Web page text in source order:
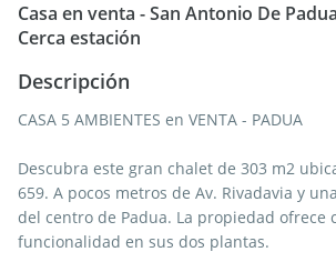
Casa en venta - San Antonio De
Cerca estación
Descripción
CASA 5 AMBIENTES en VENTA - PADUA
Descubra este gran chalet de 303 m2
659. A pocos metros de Av. Rivadavia y
del centro de Padua. La propiedad ofrece
funcionalidad en sus dos plantas.